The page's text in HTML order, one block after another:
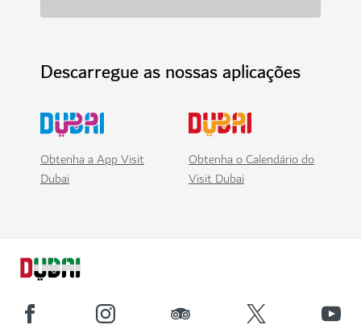
Descarregue as nossas aplicações
Obtenha a App Visit
Dubai
Obtenha o Calendário do
Visit Dubai